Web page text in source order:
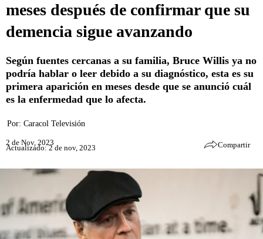
meses después de confirmar que su
demencia sigue avanzando
Según fuentes cercanas a su familia, Bruce Willis ya no
podría hablar o leer debido a su diagnóstico, esta es su
primera aparición en meses desde que se anunció cuál
es la enfermedad que lo afecta.
Por: Caracol Televisión
2 de Nov, 2023
Actualizado: 2 de nov, 2023 Compartir